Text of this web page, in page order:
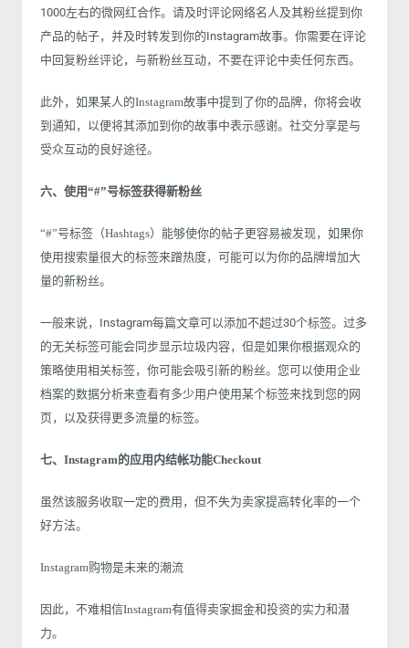
1000左右的微网红合作。请及时评论网络名人及其粉丝提到你
产品的帖子，并及时转发到你的Instagram故事。你需要在评论
中回复粉丝评论，与新粉丝互动，不要在评论中卖任何东西。
此外，如果某人的Instagram故事中提到了你的品牌，你将会收
到通知，以便将其添加到你的故事中表示感谢。社交分享是与
受众互动的良好途径。
六、使用“#”号标签获得新粉丝
“#”号标签（Hashtags）能够使你的帖子更容易被发现，如果你
使用搜索量很大的标签来蹭热度，可能可以为你的品牌增加大
量的新粉丝。
一般来说，Instagram每篇文章可以添加不超过30个标签。过多
的无关标签可能会同步显示垃圾内容，但是如果你根据观众的
策略使用相关标签，你可能会吸引新的粉丝。您可以使用企业
档案的数据分析来查看有多少用户使用某个标签来找到您的网
页，以及获得更多流量的标签。
七、Instagram的应用内结帐功能Checkout
虽然该服务收取一定的费用，但不失为卖家提高转化率的一个
好方法。
Instagram购物是未来的潮流
因此，不难相信Instagram有值得卖家掘金和投资的实力和潜
力。